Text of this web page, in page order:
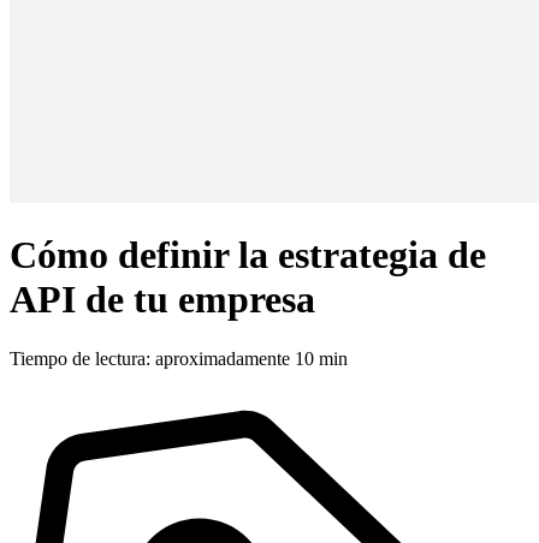
Cómo definir la estrategia de
API de tu empresa
Tiempo de lectura: aproximadamente 10 min